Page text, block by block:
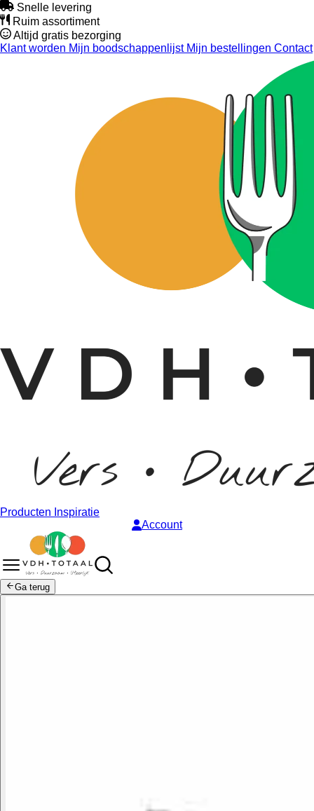
Snelle levering
Ruim assortiment
Altijd gratis bezorging
Klant worden Mijn boodschappenlijstMijn bestellingen Contact
Producten Inspiratie
Account
Ga terug